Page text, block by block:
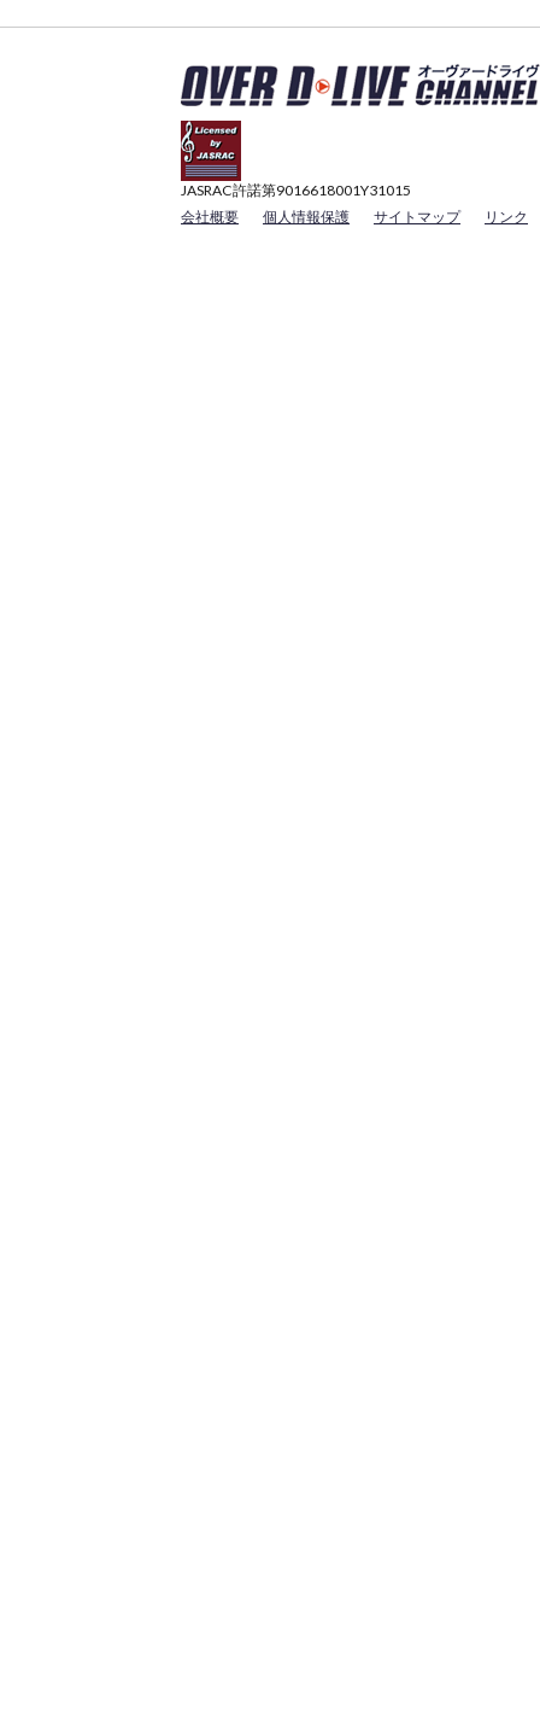
JASRAC許諾第9016618001Y31015
会社概要
個人情報保護 サイトマップ リンク